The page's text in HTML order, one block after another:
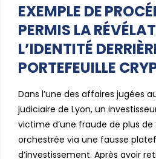
EXEMPLE DE
PERMIS LA
L’IDENTITÉ
PORTEFEUILLE
Dans l’une des affaires jugées
judiciaire de Lyon, un
victime d’une fraude de plus de
orchestrée via une fausse
d’investissement. Après avoir